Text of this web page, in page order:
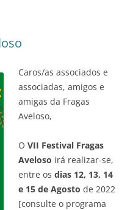
Caros/as associados e
associadas, amigos e
amigas da Fragas
Aveloso,
O VII Festival Fragas
Aveloso irá realizar-se,
entre os dias 12, 13, 14
e 15 de Agosto de 2022
[consulte o programa